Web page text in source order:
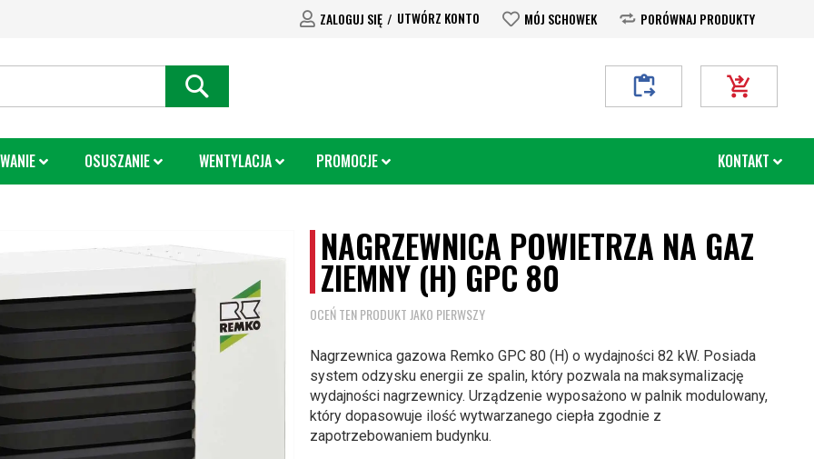
PORÓWNAJ PRODUKTY
MÓJ SCHOWEK
UTWÓRZ KONTO
ZALOGUJ SIĘ
Mój koszyk
Moje Zapytanie
OSUSZANIE WENTYLACJA PROMOCJE KONTAKT
NAGRZEWNICA POWIETRZA NA GAZ
ZIEMNY (H) GPC 80
OCEŃ TEN PRODUKT JAKO PIERWSZY
Nagrzewnica gazowa Remko GPC 80 (H) o wydajności 82 kW. Posiada
system odzysku energii ze spalin, który pozwala na maksymalizację
wydajności nagrzewnicy. Urządzenie wyposażono w palnik modulowany,
który dopasowuje ilość wytwarzanego ciepła zgodnie z
zapotrzebowaniem budynku.